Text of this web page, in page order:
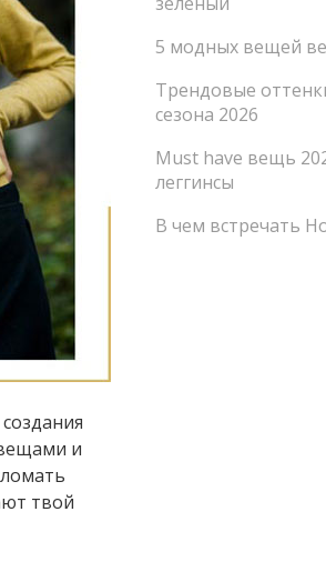
и
твой
5 модных вещей
Трендовые
сезона 2026
Must have вещь
леггинсы
В чем встречать